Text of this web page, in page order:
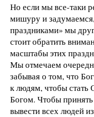
Но если мы все-таки
мишуру и
праздниками» мы
стоит обратить
масштабы этих
Мы отмечаем
забывая о том, что
к людям, чтобы стать
Богом. Чтобы принять
вывести всех людей